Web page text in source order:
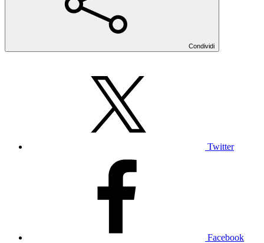
Condividi
Twitter
Facebook